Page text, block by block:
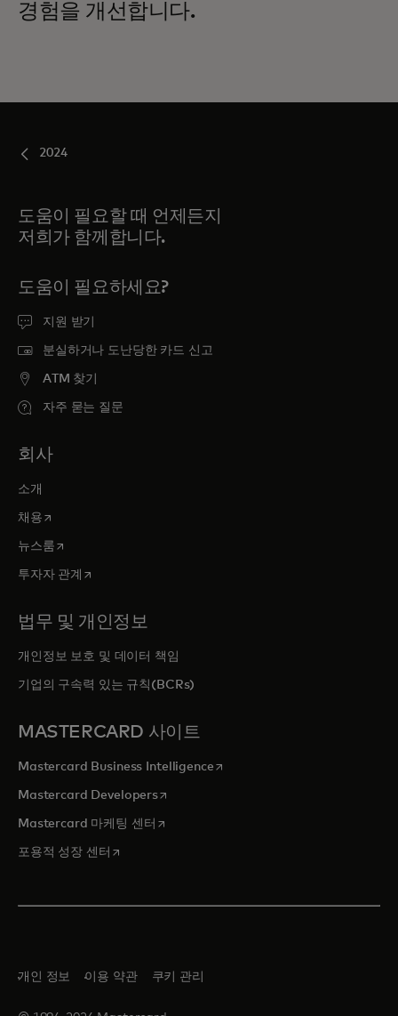
경험을 개선합니다.
2024
도움이 필요할 때 언제든지
저희가 함께합니다.
도움이 필요하세요?
지원 받기
분실하거나 도난당한 카드 신고
ATM 찾기
자주 묻는 질문
회사
소개
채용새 탭에서 열림
뉴스룸새 탭에서 열림
투자자 관계 새 탭에서 열림
법무 및 개인정보
개인정보 보호 및 데이터 책임
기업의 구속력 있는 규칙(BCRs)
MASTERCARD 사이트
Mastercard Business Intelligence새 탭에서 열림
Mastercard Developers새 탭에서 열림
Mastercard 마케팅 센터 새 탭에서 열림
포용적 성장 센터 새 탭에서 열림
개인 정보 이용 약관 쿠키 관리